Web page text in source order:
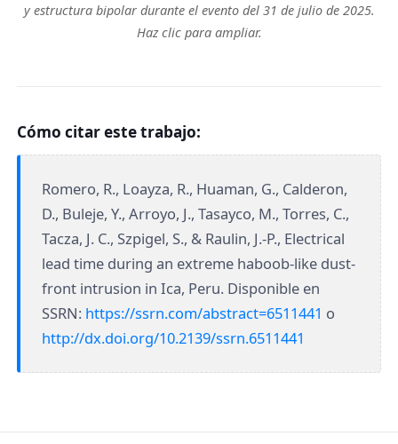
y estructura bipolar durante el evento del 31 de julio de 2025.
Haz clic para ampliar.
Cómo citar este trabajo:
Romero, R., Loayza, R., Huaman, G., Calderon,
D., Buleje, Y., Arroyo, J., Tasayco, M., Torres, C.,
Tacza, J. C., Szpigel, S., & Raulin, J.-P., Electrical
lead time during an extreme haboob-like dust-
front intrusion in Ica, Peru. Disponible en
SSRN: https://ssrn.com/abstract=6511441 o
http://dx.doi.org/10.2139/ssrn.6511441